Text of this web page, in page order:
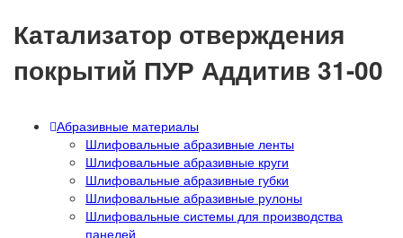
Катализатор отверждения
покрытий ПУР Аддитив 31-00
Абразивные материалы
Шлифовальные абразивные ленты
Шлифовальные абразивные круги
Шлифовальные абразивные губки
Шлифовальные абразивные рулоны
Шлифовальные системы для производства
панелей